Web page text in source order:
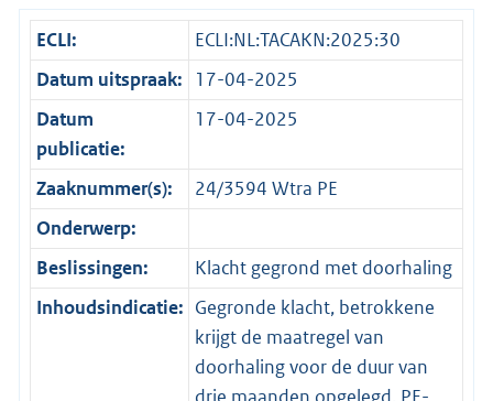
ECLI:
ECLI:NL:TACAKN:2025:30
Datum uitspraak:
17-04-2025
Datum
publicatie:
17-04-2025
Zaaknummer(s):
24/3594 Wtra PE
Onderwerp:
Beslissingen:
Klacht gegrond met doorhaling
Inhoudsindicatie: Gegronde klacht, betrokkene
krijgt de maatregel van
doorhaling voor de duur van